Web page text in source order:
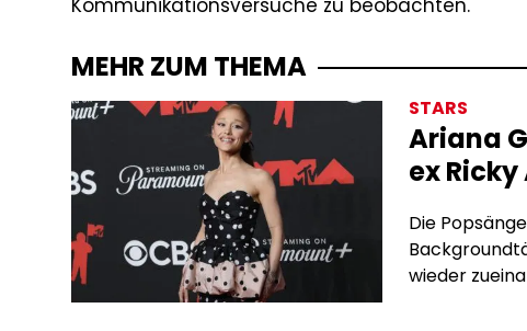
Kommunikationsversuche zu beobachten.
MEHR ZUM THEMA
STARS
Ariana
ex
Die
wieder